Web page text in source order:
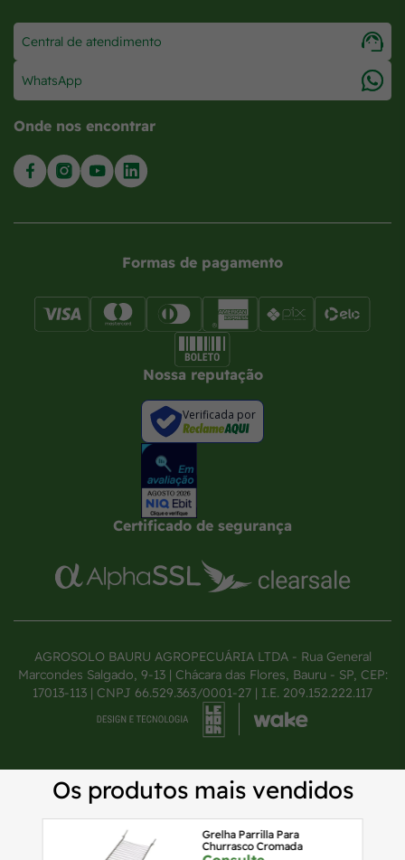
Central de atendimento
WhatsApp
Onde nos encontrar
Formas de pagamento
Nossa reputação
Verificada por
Certificado de segurança
AGROSOLO BAURU AGROPECUÁRIA LTDA - Rua General
Marcondes Salgado, 9-13 | Chácara das Flores, Bauru - SP, CEP:
17013-113 | CNPJ 66.529.363/0001-27 | I.E. 209.152.222.117